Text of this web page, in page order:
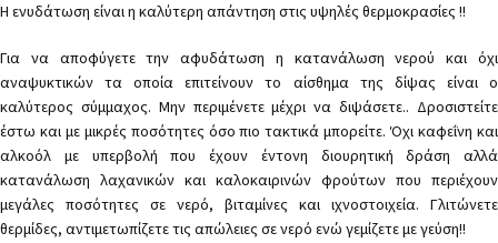
Η ενυδάτωση είναι η καλύτερη απάντηση στις υψηλές θερμοκρασίες !!
Για να αποφύγετε την αφυδάτωση η κατανάλωση νερού και όχι
αναψυκτικών τα οποία επιτείνουν το αίσθημα της δίψας είναι ο
καλύτερος σύμμαχος. Μην περιμένετε μέχρι να διψάσετε.. Δροσιστείτε
έστω και με μικρές ποσότητες όσο πιο τακτικά μπορείτε. Όχι καφεΐνη και
αλκοόλ με υπερβολή που έχουν έντονη διουρητική δράση αλλά
κατανάλωση λαχανικών και καλοκαιρινών φρούτων που περιέχουν
μεγάλες ποσότητες σε νερό, βιταμίνες και ιχνοστοιχεία. Γλιτώνετε
θερμίδες, αντιμετωπίζετε τις απώλειες σε νερό ενώ γεμίζετε με γεύση!!